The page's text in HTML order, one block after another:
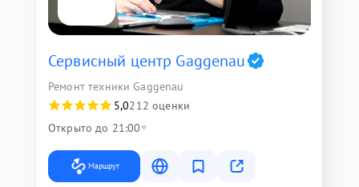
Сервисный центр Gaggenau
Ремонт техники Gaggenau
5,0212 оценки
Открыто до 21:00
Маршрут